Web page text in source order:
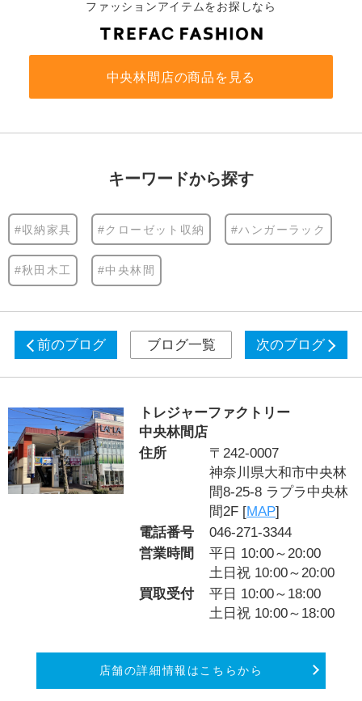
ファッションアイテムをお探しなら
中央林間店の商品を見る
キーワードから探す
#収納家具 #クローゼット収納 #ハンガーラック
#秋田木工 #中央林間
前のブログ ブログ一覧 次のブログ
トレジャーファクトリー
中央林間店
住所
〒242-0007
神奈川県大和市中央林
間8-25-8 ラプラ中央林
間2F [MAP]
電話番号
046-271-3344
営業時間
平日 10:00～20:00
土日祝 10:00～20:00
買取受付
平日 10:00～18:00
土日祝 10:00～18:00
店舗の詳細情報はこちらから